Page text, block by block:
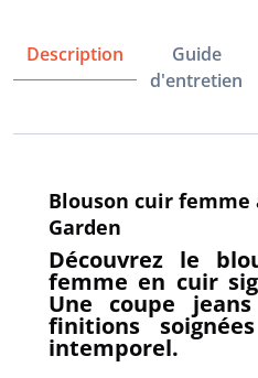
Description
Guide
d'entretien
Blouson cuir femme
Garden
Découvrez le
femme en cuir
Une coupe
finitions
intemporel.